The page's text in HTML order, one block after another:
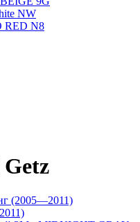
NW
RED N8